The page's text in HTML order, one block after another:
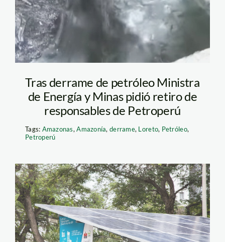
Tras derrame de petróleo Ministra
de Energía y Minas pidió retiro de
responsables de Petroperú
Tags: Amazonas,Amazonía,derrame, Loreto, Petróleo,
Petroperú
Panel solar Minam